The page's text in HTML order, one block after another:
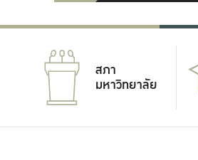
สภา
มหาวิทยาลัย